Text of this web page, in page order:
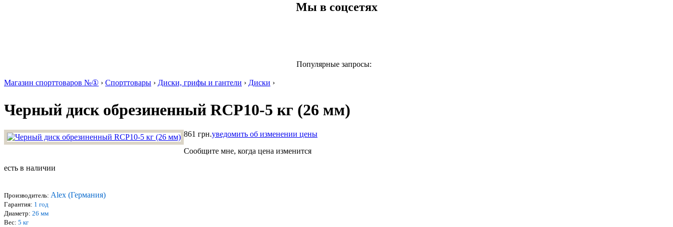
Мы в соцсетях
Популярные запросы:
Магазин спорттоваров №① › Спорттовары › Диски, грифы и гантели › Диски ›
Черный диск обрезиненный RCP10-5 кг (26 мм)
861 грн.уведомить об изменении цены
Сообщите мне, когда цена изменится
есть в наличии
Производитель: Alex (Германия)
Гарантия: 1 год
Диаметр: 26 мм
Вес: 5 кг